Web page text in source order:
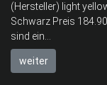
(Hersteller) light
Schwarz Preis
sind ein...
weiter